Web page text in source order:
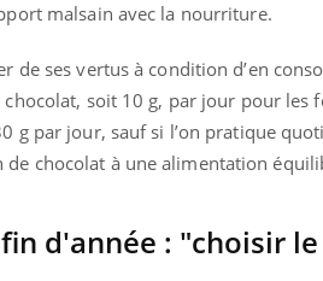
malsain avec la nourriture.
de ses vertus à condition d’en
chocolat, soit 10 g, par jour pour les
g par jour, sauf si l’on pratique
de chocolat à une alimentation
fin d'année : "choisir